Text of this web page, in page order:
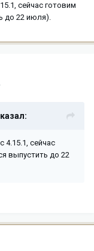
сейчас готовим
до 22 июля).
сейчас
выпустить до 22